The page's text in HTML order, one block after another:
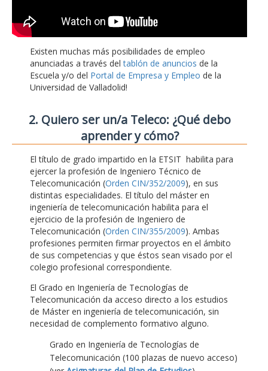
Existen muchas más posibilidades de empleo
anunciadas a través deltablón de anuncios de la
Escuela y/o del Portal de Empresa y Empleo de la
Universidad de Valladolid!
2. Quiero ser un/a Teleco: ¿Qué debo
aprender y cómo?
El título de grado impartido en la ETSIT habilita para
ejercer la profesión de Ingeniero Técnico de
Telecomunicación (Orden CIN/352/2009), en sus
distintas especialidades. El título del máster en
ingeniería de telecomunicación habilita para el
ejercicio de la profesión de Ingeniero de
Telecomunicación (Orden CIN/355/2009). Ambas
profesiones permiten firmar proyectos en el ámbito
de sus competencias y que éstos sean visado por el
colegio profesional correspondiente.
El Grado en Ingeniería de Tecnologías de
Telecomunicación da acceso directo a los estudios
de Máster en ingeniería de telecomunicación, sin
necesidad de complemento formativo alguno.
Grado en Ingeniería de Tecnologías de
Telecomunicación (100 plazas de nuevo acceso)